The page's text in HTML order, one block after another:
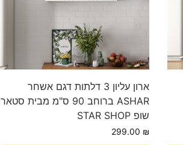
ארון עליון 3 דלתות דגם אשחר
ASHAR ברוחב 90 ס"מ מבית סטאר
שופ STAR SHOP
299.00 ₪